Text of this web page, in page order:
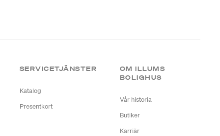
SERVICETJÄNSTER
Katalog
Presentkort
OM ILLUMS
BOLIGHUS
Vår historia
Butiker
Karriär